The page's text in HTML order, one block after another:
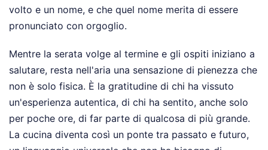
volto e un nome, e che quel nome merita di essere
pronunciato con orgoglio.
Mentre la serata volge al termine e gli ospiti iniziano a
salutare, resta nell'aria una sensazione di pienezza che
non è solo fisica. È la gratitudine di chi ha vissuto
un'esperienza autentica, di chi ha sentito, anche solo
per poche ore, di far parte di qualcosa di più grande.
La cucina diventa così un ponte tra passato e futuro,